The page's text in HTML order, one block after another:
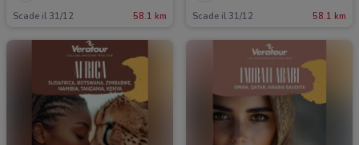
Scade il 31/12 58.1 km Scade il 31/12 58.1 km